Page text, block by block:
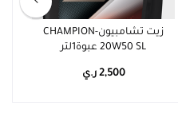
زيت تشامبيون-CHAMPION
20W50 SL عبوة1لتر
2,500 ر.ي